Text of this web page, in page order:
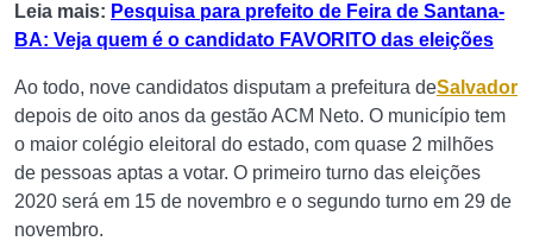
Leia mais: Pesquisa para prefeito de Feira de Santana-
BA: Veja quem é o candidato FAVORITO das eleições
Ao todo, nove candidatos disputam a prefeitura deSalvador
depois de oito anos da gestão ACM Neto. O município tem
o maior colégio eleitoral do estado, com quase 2 milhões
de pessoas aptas a votar. O primeiro turno das eleições
2020 será em 15 de novembro e o segundo turno em 29 de
novembro.